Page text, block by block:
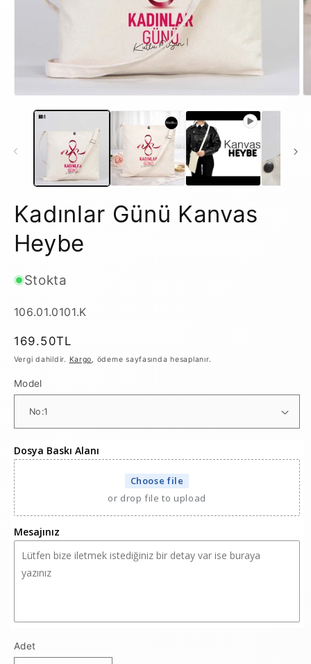
modda
oynatın
Kadınlar Günü Kanvas
Heybe
Stokta
SKU:
106.01.0101.K
Normal
fiyat
169.50TL
Vergi dahildir. Kargo, ödeme sayfasında hesaplanır.
Model
Dosya Baskı Alanı
Choose file
or drop file to upload
Mesajınız
Adet